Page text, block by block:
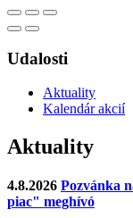
Udalosti
Aktuality
Kalendár akcií
Aktuality
4.8.2026 Pozvánka
piac" meghívó